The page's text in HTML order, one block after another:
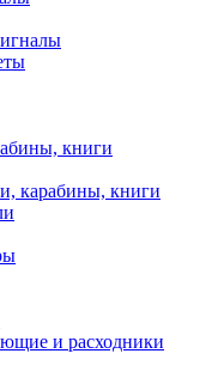
книги
карабины, книги
и расходники